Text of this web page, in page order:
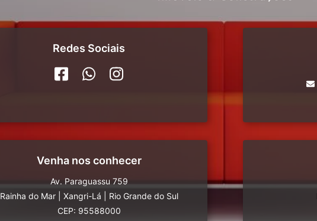
Redes Sociais
Venha nos conhecer
Av. Paraguassu 759
Rainha do Mar
Xangri-Lá
Rio Grande do Sul
CEP: 95588000